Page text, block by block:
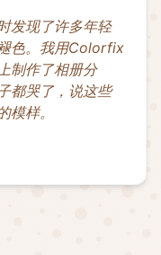
发现了许多年轻
色。我用Colorfix
制作了相册分
都哭了，说这些
样。